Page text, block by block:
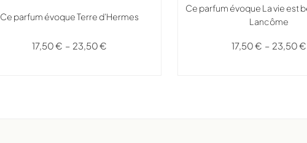
Ce parfum évoque Terre d’Hermes
17,50€ – 23,50€
Ce parfum évoque La vie est
Lancôme
17,50€ – 23,50€